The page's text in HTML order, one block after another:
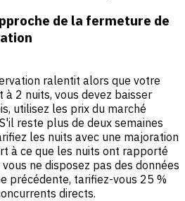
de la fermeture de
ralentit alors que votre
à 2 nuits, vous devez baisser
utilisez les prix du marché
reste plus de deux semaines
les nuits avec une majoration
à ce que les nuits ont rapporté
ne disposez pas des données
précédente, tarifiez-vous 25 %
directs.